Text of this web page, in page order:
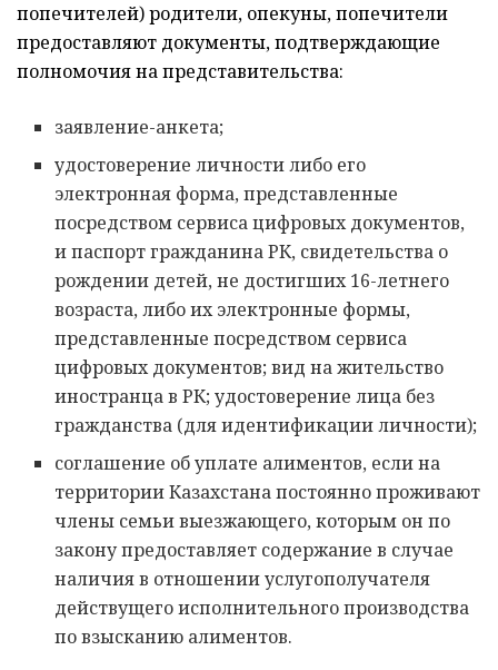
попечителей) родители, опекуны, попечители
предоставляют документы, подтверждающие
полномочия на представительства:
заявление-анкета;
удостоверение личности либо его
электронная форма, представленные
посредством сервиса цифровых документов,
и паспорт гражданина РК, свидетельства о
рождении детей, не достигших 16-летнего
возраста, либо их электронные формы,
представленные посредством сервиса
цифровых документов; вид на жительство
иностранца в РК; удостоверение лица без
гражданства (для идентификации личности);
соглашение об уплате алиментов, если на
территории Казахстана постоянно проживают
члены семьи выезжающего, которым он по
закону предоставляет содержание в случае
наличия в отношении услугополучателя
действущего исполнительного производства
по взысканию алиментов.